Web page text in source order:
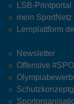
LSB-Printportal
mein
Lernplattform
Newsletter
Offensive